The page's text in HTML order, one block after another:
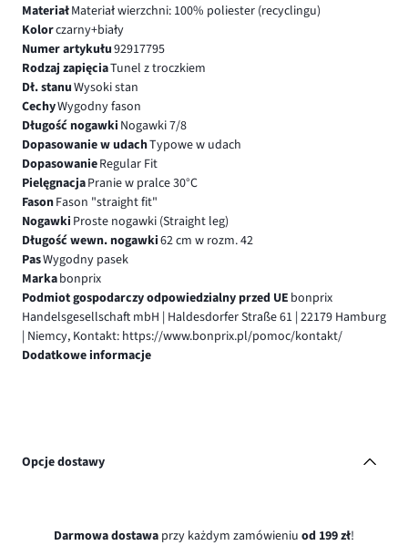
MateriałMateriał wierzchni: 100% poliester (recyclingu)
Kolorczarny+biały
Numer artykułu92917795
Rodzaj zapięciaTunel z troczkiem
Dł. stanuWysoki stan
CechyWygodny fason
Długość nogawki Nogawki 7/8
Dopasowanie w udachTypowe w udach
DopasowanieRegular Fit
PielęgnacjaPranie w pralce 30°C
FasonFason "straight fit"
Nogawki Proste nogawki (Straight leg)
Długość wewn. nogawki62 cm w rozm. 42
PasWygodny pasek
Markabonprix
Podmiot gospodarczy odpowiedzialny przed UE bonprix
Handelsgesellschaft mbH | Haldesdorfer Straße 61 | 22179 Hamburg
| Niemcy, Kontakt: https://www.bonprix.pl/pomoc/kontakt/
Dodatkowe informacje
Opcje dostawy
Darmowa dostawa przy każdym zamówieniu od 199 zł!